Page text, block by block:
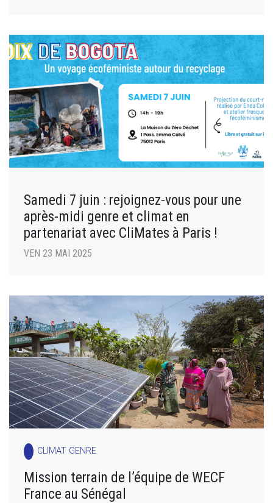
Samedi 7 juin : rejoignez-vous pour une
après-midi genre et climat en
partenariat avec CliMates à Paris !
VEN 23 MAI 2025
CLIMAT GENRE
Mission terrain de l’équipe de WECF
France au Sénégal